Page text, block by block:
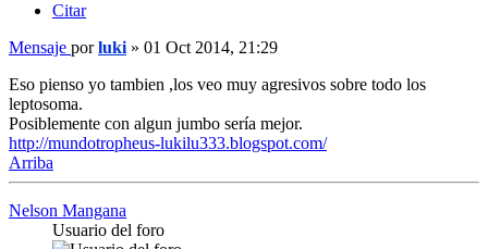
Citar
Mensaje porluki » 01 Oct 2014, 21:29
Eso pienso yo tambien ,los veo muy agresivos sobre todo los
leptosoma.
Posiblemente con algun jumbo sería mejor.
http://mundotropheus-lukilu333.blogspot.com/
Arriba
Nelson Mangana
Usuario del foro